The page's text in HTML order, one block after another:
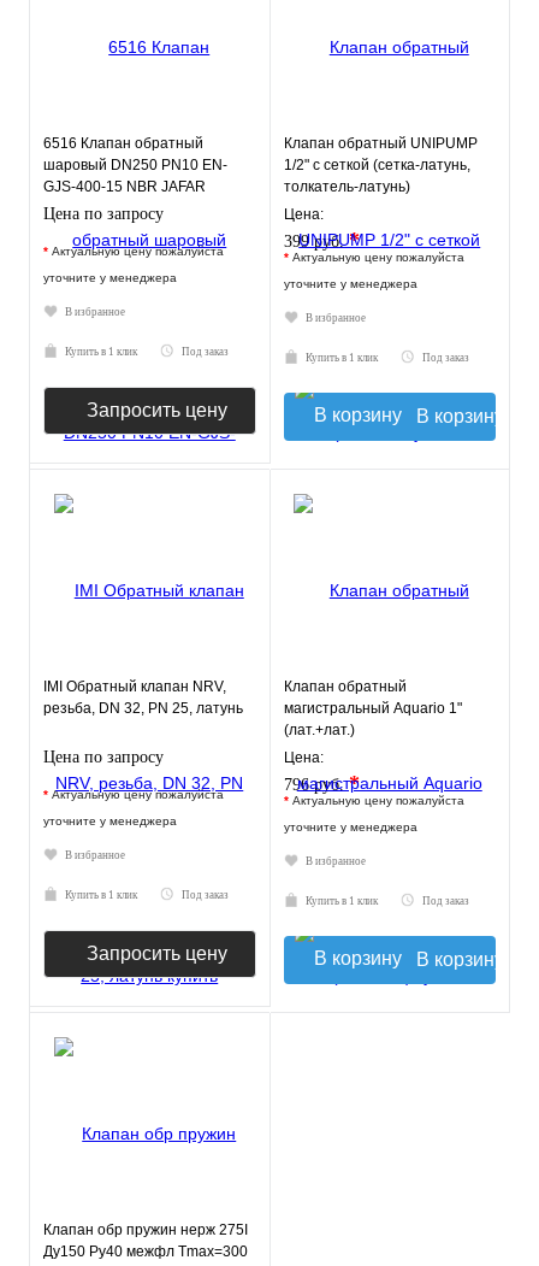
6516 Клапан обратный
шаровый DN250 PN10 EN-
GJS-400-15 NBR JAFAR
Цена по запросу
* Актуальную цену пожалуйста
уточните у менеджера
В избранное
Купить в 1 клик Под заказ
Запросить цену
Клапан обратный UNIPUMP
1/2" с сеткой (сетка-латунь,
толкатель-латунь)
Цена:
399 руб.*
* Актуальную цену пожалуйста
уточните у менеджера
В избранное
Купить в 1 клик Под заказ
В корзину
IMI Обратный клапан NRV,
резьба, DN 32, PN 25, латунь
Цена по запросу
* Актуальную цену пожалуйста
уточните у менеджера
В избранное
Купить в 1 клик Под заказ
Запросить цену
Клапан обратный
магистральный Aquario 1"
(лат.+лат.)
Цена:
796 руб.*
* Актуальную цену пожалуйста
уточните у менеджера
В избранное
Купить в 1 клик Под заказ
В корзину
Клапан обр пружин нерж 275I
Ду150 Ру40 межфл Tmax=300